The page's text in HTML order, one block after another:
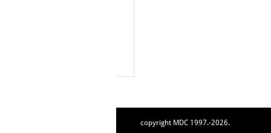
copyright MDC 1997.-2026.